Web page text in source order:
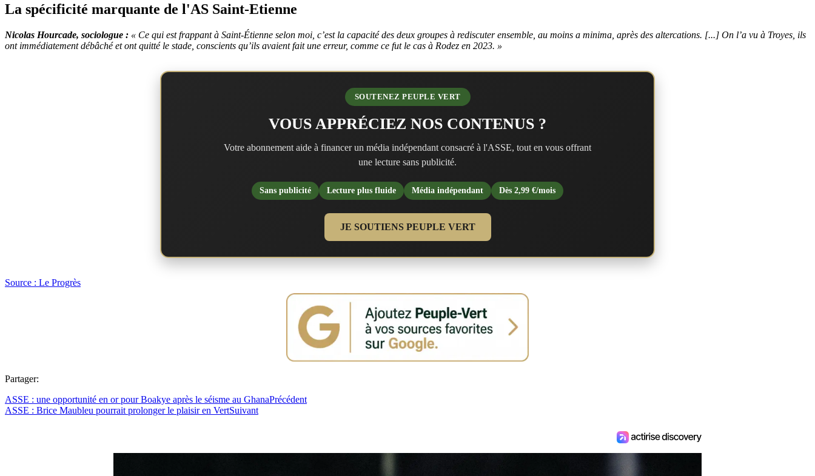
La spécificité marquante de l'AS Saint-Etienne
Nicolas Hourcade, sociologue : « Ce qui est frappant à Saint-Étienne selon moi, c’est la capacité des deux groupes à rediscuter ensemble, au moins a minima, après des altercations. [...] On l’a vu à Troyes, ils
ont immédiatement débâché et ont quitté le stade, conscients qu’ils avaient fait une erreur, comme ce fut le cas à Rodez en 2023. »
SOUTENEZ PEUPLE VERT
VOUS APPRÉCIEZ NOS CONTENUS ?
Votre abonnement aide à financer un média indépendant consacré à l'ASSE, tout en vous offrant
une lecture sans publicité.
Sans publicité Lecture plus fluide Média indépendant Dès 2,99 €/mois
JE SOUTIENS PEUPLE VERT
Source : Le Progrès
Partager:
ASSE : une opportunité en or pour Boakye après le séisme au GhanaPrécédent
ASSE : Brice Maubleu pourrait prolonger le plaisir en VertSuivant